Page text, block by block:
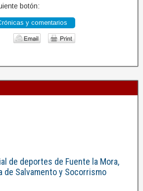
botón:
y comentarios
de deportes de Fuente la Mora,
de Salvamento y Socorrismo